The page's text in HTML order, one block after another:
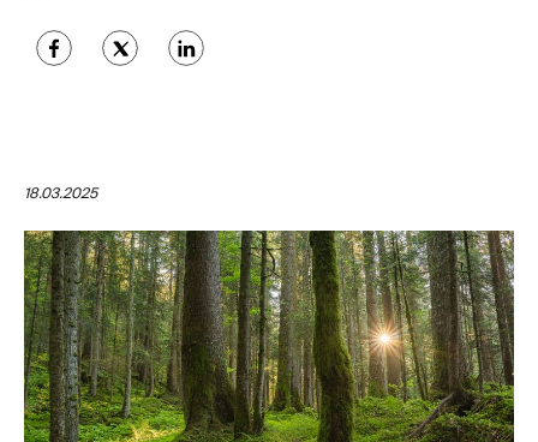
18.03.2025